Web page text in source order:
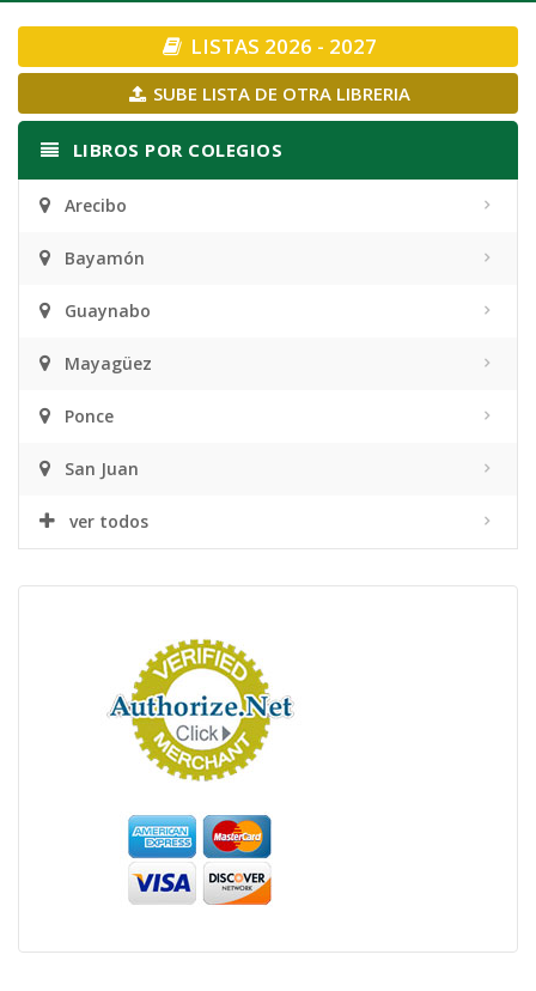
LISTAS 2026 - 2027
SUBE LISTA DE OTRA LIBRERIA
LIBROS POR COLEGIOS
Arecibo
Bayamón
Guaynabo
Mayagüez
Ponce
San Juan
ver todos